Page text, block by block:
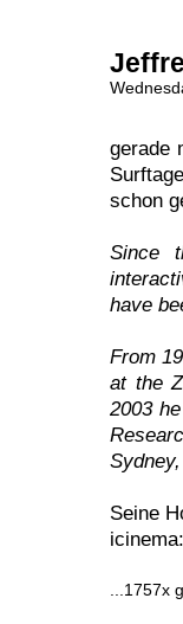
gerade
schon
Since
have
From
at the
2003
Seine
icinema:
...1757x